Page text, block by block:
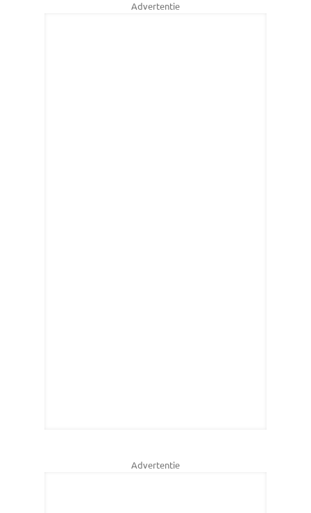
Advertentie
Advertentie